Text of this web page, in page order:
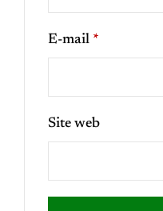
E-mail *
Site web